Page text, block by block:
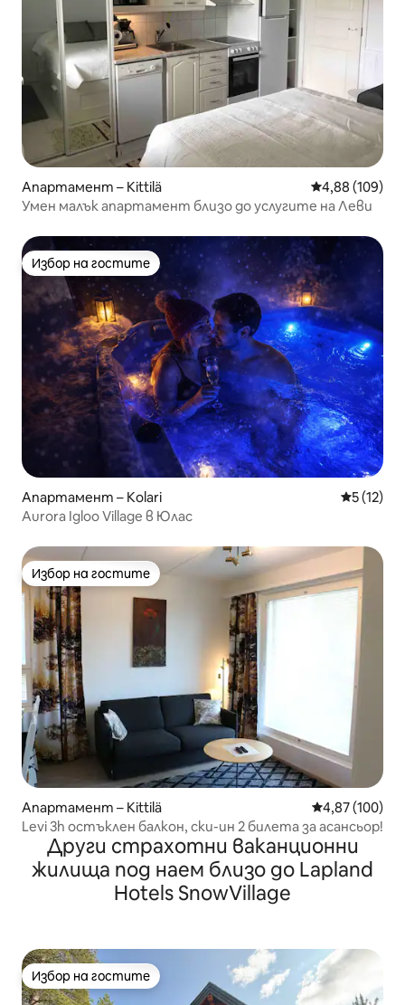
Апартамент – Kittilä Средна
4,88 (109)
Умен малък апартамент близо до услугите на Леви
Избор на гостите
Избор на гостите
Апартамент – Kolari Средна
5 (12)
Aurora Igloo Village в Юлас
Избор на гостите
Избор на гостите
Апартамент – Kittilä Средна
4,87 (100)
Levi 3h остъклен балкон, ски-ин 2 билета за асансьор!
Други страхотни ваканционни
жилища под наем близо до Lapland
Hotels SnowVillage
Избор на гостите
Избор на гостите